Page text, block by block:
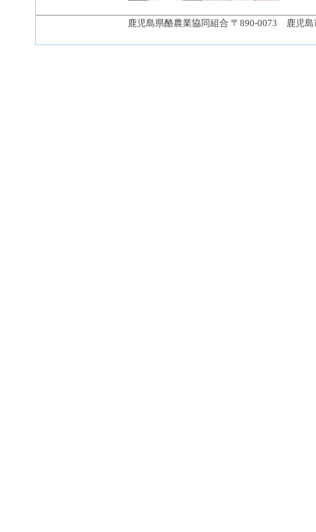
鹿児島県酪農業協同組合 〒890-0073 鹿児